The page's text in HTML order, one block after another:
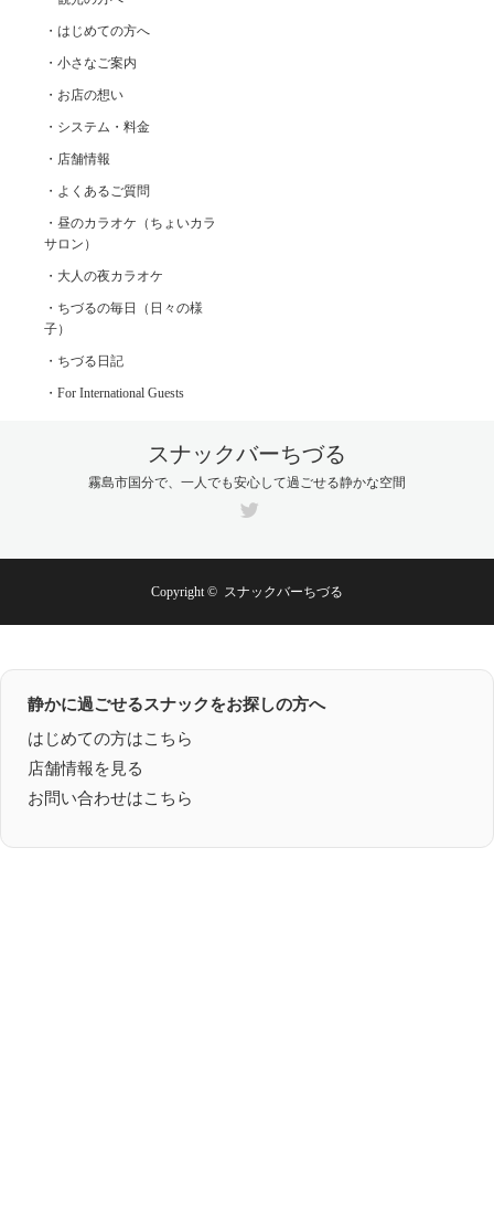
・はじめての方へ
・小さなご案内
・お店の想い
・システム・料金
・店舗情報
・よくあるご質問
・昼のカラオケ（ちょいカラ
サロン）
・大人の夜カラオケ
・ちづるの毎日（日々の様
子）
・ちづる日記
・For International Guests
スナックバーちづる
霧島市国分で、一人でも安心して過ごせる静かな空間
Copyright © スナックバーちづる
静かに過ごせるスナックをお探しの方へ
はじめての方はこちら
店舗情報を見る
お問い合わせはこちら